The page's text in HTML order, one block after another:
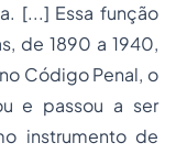
[...] Essa função
de 1890 a 1940,
Código Penal, o
e passou a ser
instrumento de